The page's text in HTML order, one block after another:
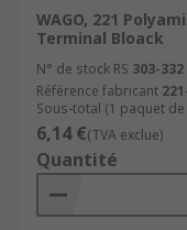
WAGO, 221
Terminal Bloack
N° de stock RS 303-332
Référence fabricant
Sous-total (1 paquet
6,14 €(TVA exclue)
Quantité